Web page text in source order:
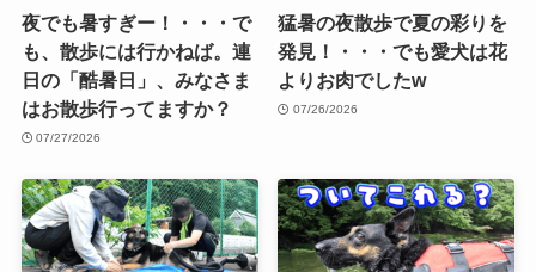
夜でも暑すぎー！・・・で
も、散歩には行かねば。連
日の「酷暑日」、みなさま
はお散歩行ってますか？
07/27/2026
猛暑の夜散歩で夏の彩りを
発見！・・・でも愛犬は花
よりお肉でしたw
07/26/2026